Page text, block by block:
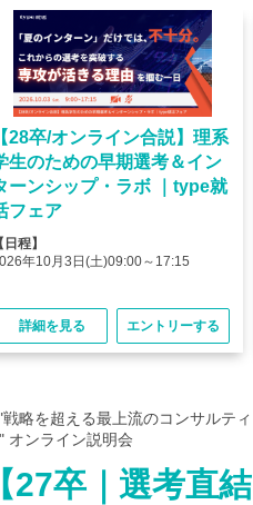
【28卒/オンライン合説】理系
生のための早期選考＆イン
ーンシップ・ラボ ｜type就
フェア
日程】
年10月3日(土)09:00～17:15
詳細を見る エントリーする
"戦略を超える最上流のコンサルテ
オンライン説明会
【27卒｜選考直